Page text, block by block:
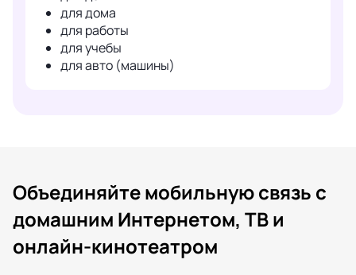
для дома
для работы
для учебы
для авто (машины)
Объединяйте мобильную связь с
домашним Интернетом, ТВ и
онлайн-кинотеатром